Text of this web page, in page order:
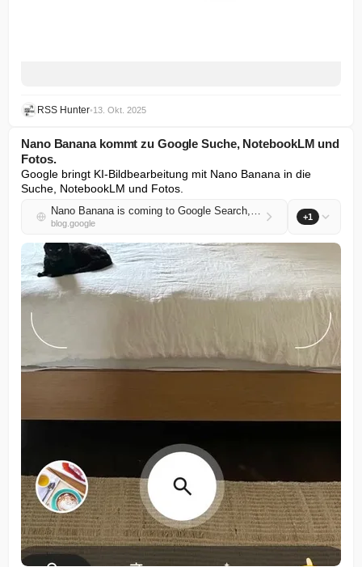
RSS Hunter•13. Okt. 2025
Nano Banana kommt zu Google Suche, NotebookLM und
Fotos.
Google bringt KI-Bildbearbeitung mit Nano Banana in die
Suche, NotebookLM und Fotos.
Nano Banana is coming to Google Search, NotebookLM and Photos.
blog.google
+1